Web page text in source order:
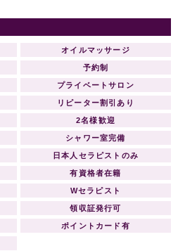
】AQUAアクア 総支配人ご挨拶
かねてより新店の準備を鋭意進
おりました。 AQUAアクアをグ
ドオープンする運びと相成りま
ことをご案内申し上げます。 こ
皆様のご支援とご協力の賜物と
り感謝する次第です。 つきまし
待券をメールマガジンにて同封
頂きます。 皆様のご期待に添
すよう日々精進する所存で御座
すので、なにとぞ倍旧のご指
オイルマッサージ
予約制
プライベートサロン
リピーター割引あり
2名様歓迎
シャワー室完備
日本人セラピストのみ
有資格者在籍
Wセラピスト
領収証発行可
ポイントカード有